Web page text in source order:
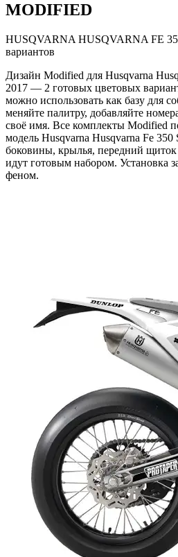
MODIFIED
HUSQVARNA HUSQVARNA FE
вариантов
Дизайн Modified для Husqvarna
2017 — 2 готовых цветовых
можно использовать как базу для
меняйте палитру, добавляйте
своё имя. Все комплекты Modified
модель Husqvarna Husqvarna Fe
боковины, крылья, передний
идут готовым набором. Установка
феном.